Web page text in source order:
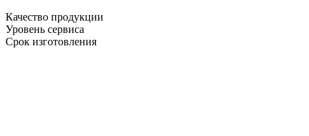
Качество продукции
Уровень сервиса
Срок изготовления